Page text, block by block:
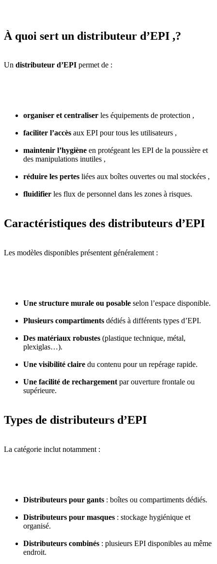
À quoi sert un distributeur d’EPI ,?
Un distributeur d’EPI permet de :
organiser et centraliser les équipements de protection ,
faciliter l’accès aux EPI pour tous les utilisateurs ,
maintenir l’hygiène en protégeant les EPI de la poussière et
des manipulations inutiles ,
réduire les pertes liées aux boîtes ouvertes ou mal stockées ,
fluidifier les flux de personnel dans les zones à risques.
Caractéristiques des distributeurs d’EPI
Les modèles disponibles présentent généralement :
Une structure murale ou posable selon l’espace disponible.
Plusieurs compartiments dédiés à différents types d’EPI.
Des matériaux robustes (plastique technique, métal,
plexiglas…).
Une visibilité claire du contenu pour un repérage rapide.
Une facilité de rechargement par ouverture frontale ou
supérieure.
Types de distributeurs d’EPI
La catégorie inclut notamment :
Distributeurs pour gants : boîtes ou compartiments dédiés.
Distributeurs pour masques : stockage hygiénique et
organisé.
Distributeurs combinés : plusieurs EPI disponibles au même
endroit.